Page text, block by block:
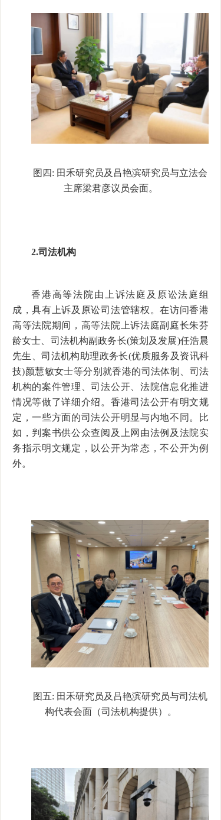
图四: 田禾研究员及吕艳滨研究员与立法会
主席梁君彦议员会面。
2.司法机构
香港高等法院由上诉法庭及原讼法庭组
成，具有上诉及原讼司法管辖权。在访问香港
高等法院期间，高等法院上诉法庭副庭长朱芬
龄女士、司法机构副政务长(策划及发展)任浩晨
先生、司法机构助理政务长(优质服务及资讯科
技)颜慧敏女士等分别就香港的司法体制、司法
机构的案件管理、司法公开、法院信息化推进
情况等做了详细介绍。香港司法公开有明文规
定，一些方面的司法公开明显与内地不同。比
如，判案书供公众查阅及上网由法例及法院实
务指示明文规定，以公开为常态，不公开为例
外。
图五: 田禾研究员及吕艳滨研究员与司法机
构代表会面（司法机构提供）。